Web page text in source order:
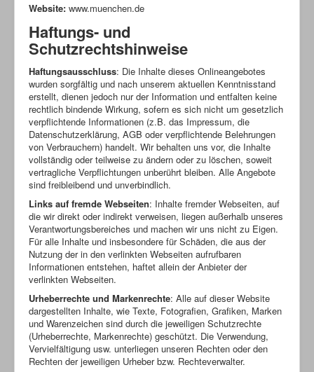
Website: www.muenchen.de
Haftungs- und
Schutzrechtshinweise
Haftungsausschluss: Die Inhalte dieses Onlineangebotes
wurden sorgfältig und nach unserem aktuellen Kenntnisstand
erstellt, dienen jedoch nur der Information und entfalten keine
rechtlich bindende Wirkung, sofern es sich nicht um gesetzlich
verpflichtende Informationen (z.B. das Impressum, die
Datenschutzerklärung, AGB oder verpflichtende Belehrungen
von Verbrauchern) handelt. Wir behalten uns vor, die Inhalte
vollständig oder teilweise zu ändern oder zu löschen, soweit
vertragliche Verpflichtungen unberührt bleiben. Alle Angebote
sind freibleibend und unverbindlich.
Links auf fremde Webseiten: Inhalte fremder Webseiten, auf
die wir direkt oder indirekt verweisen, liegen außerhalb unseres
Verantwortungsbereiches und machen wir uns nicht zu Eigen.
Für alle Inhalte und insbesondere für Schäden, die aus der
Nutzung der in den verlinkten Webseiten aufrufbaren
Informationen entstehen, haftet allein der Anbieter der
verlinkten Webseiten.
Urheberrechte und Markenrechte: Alle auf dieser Website
dargestellten Inhalte, wie Texte, Fotografien, Grafiken, Marken
und Warenzeichen sind durch die jeweiligen Schutzrechte
(Urheberrechte, Markenrechte) geschützt. Die Verwendung,
Vervielfältigung usw. unterliegen unseren Rechten oder den
Rechten der jeweiligen Urheber bzw. Rechteverwalter.